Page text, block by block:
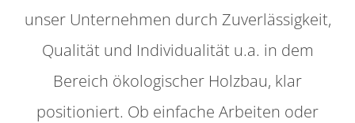
unser Unternehmen durch Zuverlässigkeit,
Qualität und Individualität u.a. in dem
Bereich ökologischer Holzbau, klar
positioniert. Ob einfache Arbeiten oder